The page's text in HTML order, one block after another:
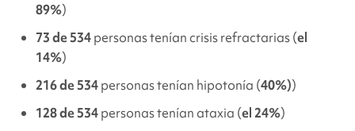
89%)
73 de 534personas tenían crisis refractarias (el
14%)
216 de 534personas tenían hipotonía (40%))
128 de 534personas tenían ataxia (el 24%)